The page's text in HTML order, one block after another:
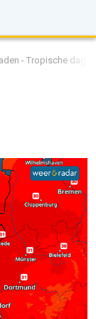
- Tropische dag